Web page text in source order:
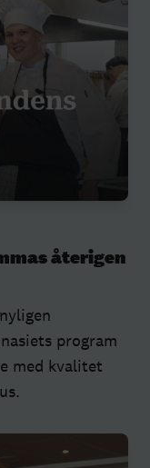
återigen
program
med kvalitet